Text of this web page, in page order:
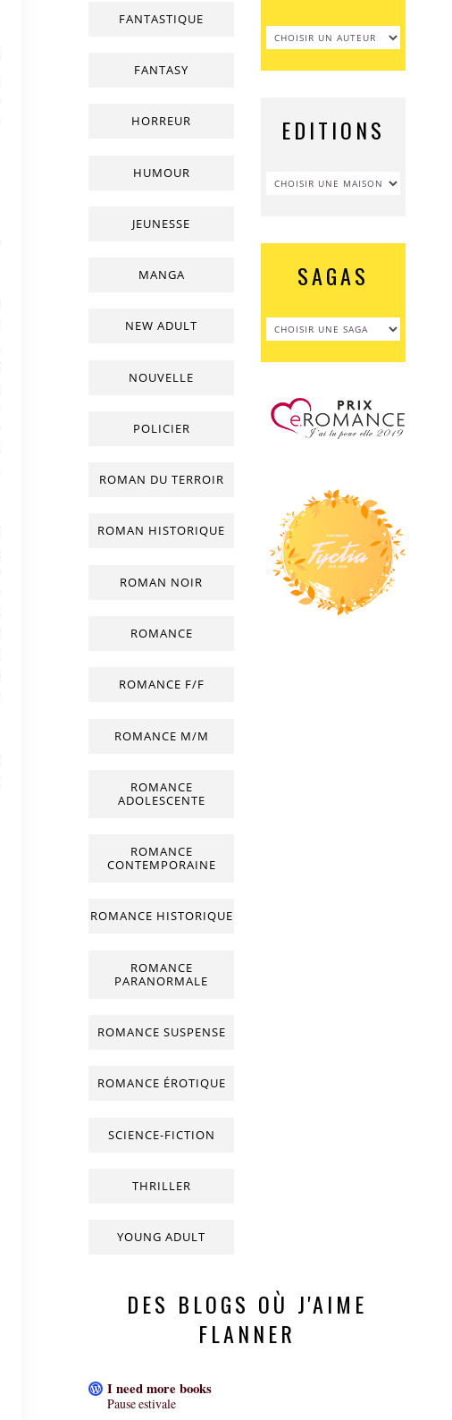
FANTASTIQUE
FANTASY
HORREUR
HUMOUR
JEUNESSE
MANGA
NEW ADULT
NOUVELLE
POLICIER
ROMAN DU TERROIR
ROMAN HISTORIQUE
ROMAN NOIR
ROMANCE
ROMANCE F/F
ROMANCE M/M
ROMANCE
ADOLESCENTE
ROMANCE
CONTEMPORAINE
ROMANCE HISTORIQUE
ROMANCE
PARANORMALE
ROMANCE SUSPENSE
ROMANCE ÉROTIQUE
SCIENCE-FICTION
THRILLER
YOUNG ADULT
EDITIONS
SAGAS
DES BLOGS OÙ J'AIME
FLANNER
I need more books
Pause estivale